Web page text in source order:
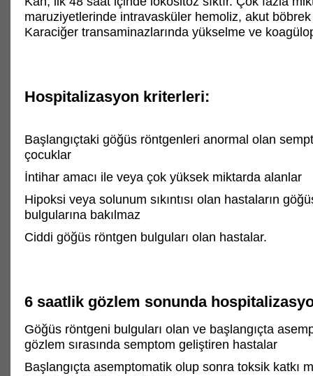
maruziyetlerinde intravasküler hemoliz, akut
Karaciğer transaminazlarında yükselme ve
Hospitalizasyon kriterleri:
Başlangıçtaki göğüs röntgenleri anormal olan
çocuklar
İntihar amacı ile veya çok yüksek miktarda alanlar
Hipoksi veya solunum sıkıntısı olan hastaların
bulgularına bakılmaz
Ciddi göğüs röntgen bulguları olan hastalar.
6 saatlik gözlem sonunda
Göğüs röntgeni bulguları olan ve başlangıçta
gözlem sırasında semptom geliştiren hastalar
Başlangıçta asemptomatik olup sonra toksik katkı